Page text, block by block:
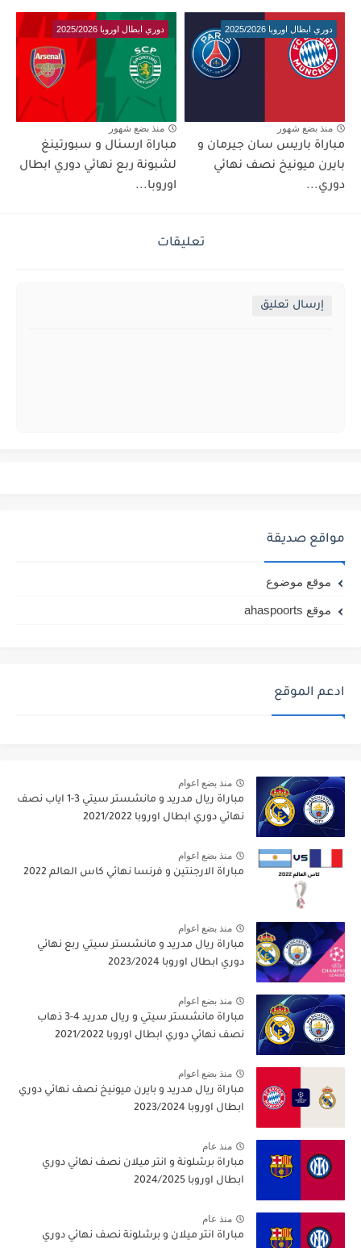
دوري ابطال اوروبا 2025/2026
منذ بضع شهور
مباراة باريس سان جيرمان و
بايرن ميونيخ نصف نهائي
دوري...
دوري ابطال اوروبا 2025/2026
منذ بضع شهور
مباراة ارسنال و سبورتينغ
لشبونة ربع نهائي دوري ابطال
اوروبا...
تعليقات
إرسال تعليق
مواقع صديقة
موقع موضوع
موقع ahaspoorts
ادعم الموقع
منذ بضع اعوام
مباراة ريال مدريد و مانشستر سيتي 3-1 اياب نصف
نهائي دوري ابطال اوروبا 2021/2022
منذ بضع اعوام
مباراة الارجنتين و فرنسا نهائي كاس العالم 2022
منذ بضع اعوام
مباراة ريال مدريد و مانشستر سيتي ربع نهائي
دوري ابطال اوروبا 2023/2024
منذ بضع اعوام
مباراة مانشستر سيتي و ريال مدريد 4-3 ذهاب
نصف نهائي دوري ابطال اوروبا 2021/2022
منذ بضع اعوام
مباراة ريال مدريد و بايرن ميونيخ نصف نهائي دوري
ابطال اوروبا 2023/2024
منذ عام
مباراة برشلونة و انتر ميلان نصف نهائي دوري
ابطال اوروبا 2024/2025
منذ عام
مباراة انتر ميلان و برشلونة نصف نهائي دوري